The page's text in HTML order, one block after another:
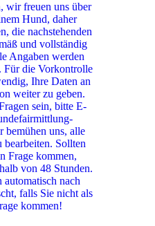
wir freuen uns über
Hund, daher
die nachstehenden
und vollständig
Angaben werden
Für die Vorkontrolle
Ihre Daten an
weiter zu geben.
sein, bitte E-
bemühen uns, alle
Sollten
Frage kommen,
von 48 Stunden.
nach
falls Sie nicht als
kommen!